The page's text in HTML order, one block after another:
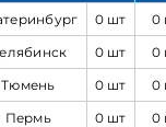
0 шт
0
0 шт
0
Тюмень
0 шт
0
Пермь
0 шт
0